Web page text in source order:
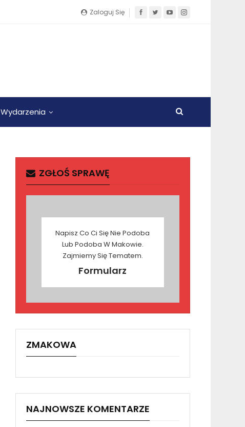
Zaloguj Się
Wydarzenia
ZGŁOŚ SPRAWĘ
Napisz Co Ci Się Nie Podoba
Lub Podoba W Makowie.
Zajmiemy Się Tematem.
Formularz
ZMAKOWA
NAJNOWSZE KOMENTARZE